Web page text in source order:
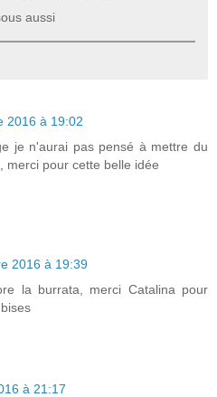
aussi
2016 à 19:02
je n'aurai pas pensé à mettre du
merci pour cette belle idée
2016 à 19:39
la burrata, merci Catalina pour
à 21:17